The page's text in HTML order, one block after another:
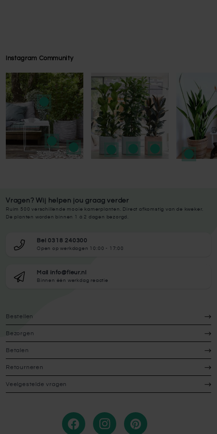
Instagram Community
Press to skip carousel
Press to skip carousel
Vragen? Wij helpen jou graag verder
Ruim 500 verschillende mooie kamerplanten. Direct afkomstig van de kweker.
De planten worden binnen 1 à 2 dagen bezorgd.
Bel 0318 240300
Open op werkdagen 10:00 - 17:00
Mail info@fleur.nl
Binnen één werkdag reactie
Bestellen
Bezorgen
Betalen
Retourneren
Veelgestelde vragen